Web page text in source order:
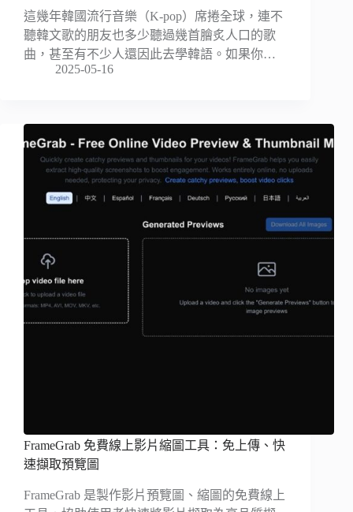
這幾年韓國流行音樂（K-pop）席捲全球，連不
聽韓文歌的朋友也多少聽過幾首膾炙人口的歌
曲，甚至有不少人還因此去學韓語。如果你…
2025-05-16
FrameGrab 免費線上影片縮圖工具：免上傳、快
速擷取預覽圖
FrameGrab 是製作影片預覽圖、縮圖的免費線上